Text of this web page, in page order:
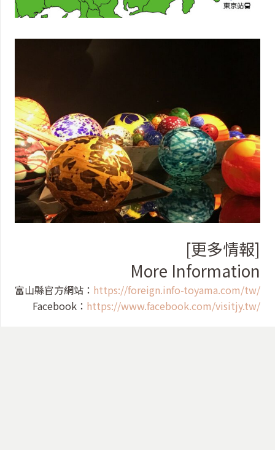
[更多情報]
More Information
富山縣官方網站： https://foreign.info-toyama.com/tw/
Facebook： https://www.facebook.com/visitjy.tw/